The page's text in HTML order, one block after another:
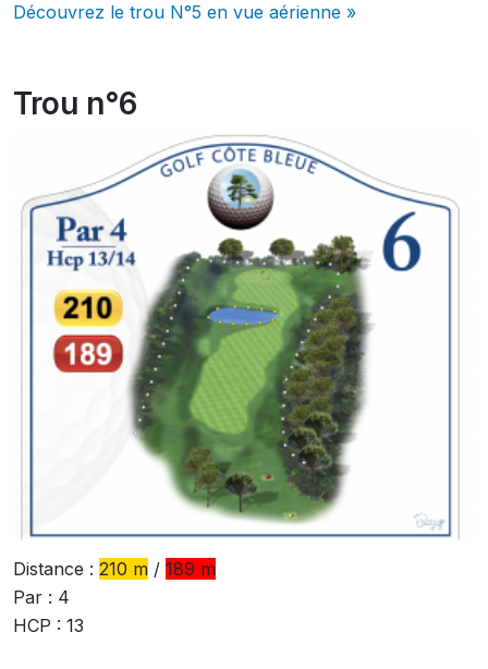
Découvrez le trou N°5 en vue aérienne »
Trou n°6
Distance : 210 m / 189 m
Par : 4
HCP : 13